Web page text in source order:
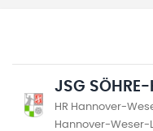
JSG SÖHRE-
HR Hannover-
Hannover-Weser-